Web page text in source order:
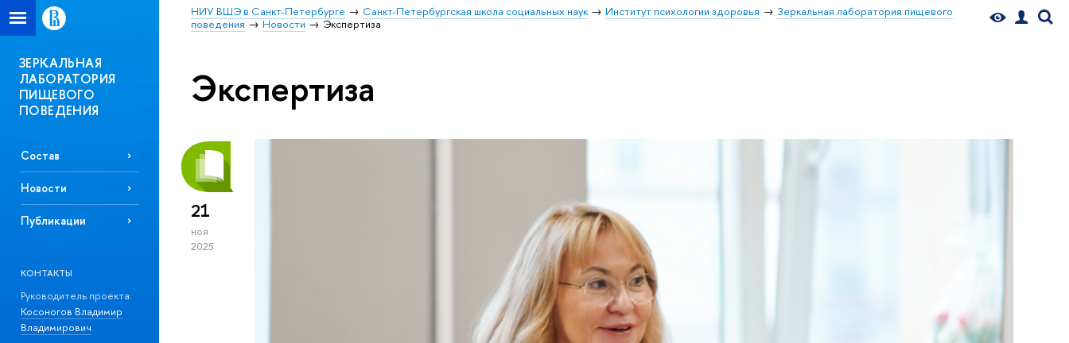
НИУ ВШЭ в Санкт-Петербурге Санкт-Петербургская школа социальных наук Институт психологии здоровья
Зеркальная лаборатория пищевого
поведения
Новости Экспертиза
ЗЕРКАЛЬНАЯ
ЛАБОРАТОРИЯ
ПИЩЕВОГО
ПОВЕДЕНИЯ
Состав
Новости
Публикации
КОНТАКТЫ
Руководитель проекта:
Косоногов Владимир
Владимирович
Экспертиза
21
ноя
2025